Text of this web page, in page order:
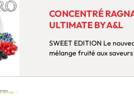
CONCENTRÉ
ULTIMATE BY A&L
SWEET EDITION Le nouveau concentré Ragnarok d'Arômes et Liquides est un